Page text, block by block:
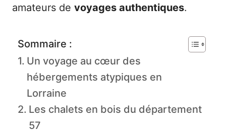
amateurs de voyages authentiques.
Sommaire :
Un voyage au cœur des
hébergements atypiques en
Lorraine
Les chalets en bois du département
57